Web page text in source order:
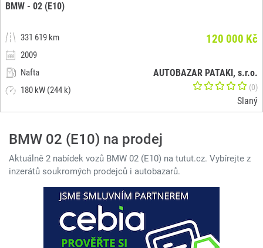
BMW - 02 (E10)
331 619 km
2009
Nafta
180 kW (244 k)
120 000 Kč
AUTOBAZAR PATAKI, s.r.o.
(0)
Slaný
BMW 02 (E10) na prodej
Aktuálně 2 nabídek vozů BMW 02 (E10) na tutut.cz. Vybírejte z
inzerátů soukromých prodejců i autobazarů.